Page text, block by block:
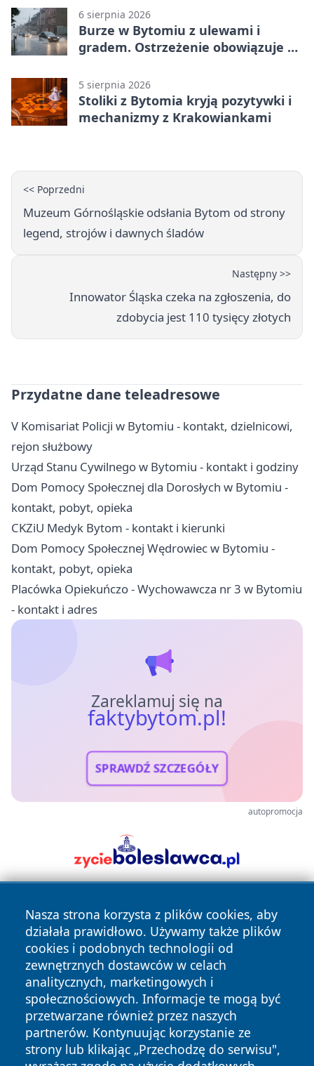
6 sierpnia 2026
Burze w Bytomiu z ulewami i
gradem. Ostrzeżenie obowiązuje do
5 sierpnia 2026
Stoliki z Bytomia kryją pozytywki i
mechanizmy z Krakowiankami
<< Poprzedni
Muzeum Górnośląskie odsłania Bytom od strony
legend, strojów i dawnych śladów
Następny >>
Innowator Śląska czeka na zgłoszenia, do
zdobycia jest 110 tysięcy złotych
Przydatne dane teleadresowe
V Komisariat Policji w Bytomiu - kontakt, dzielnicowi,
rejon służbowy
Urząd Stanu Cywilnego w Bytomiu - kontakt i godziny
Dom Pomocy Społecznej dla Dorosłych w Bytomiu -
kontakt, pobyt, opieka
CKZiU Medyk Bytom - kontakt i kierunki
Dom Pomocy Społecznej Wędrowiec w Bytomiu -
kontakt, pobyt, opieka
Placówka Opiekuńczo - Wychowawcza nr 3 w Bytomiu
- kontakt i adres
Zareklamuj się na
faktybytom.pl!
SPRAWDŹ SZCZEGÓŁY
autopromocja
Nasza strona korzysta z plików cookies, aby
działała prawidłowo. Używamy także plików
cookies i podobnych technologii od
zewnętrznych dostawców w celach
analitycznych, marketingowych i
społecznościowych. Informacje te mogą być
przetwarzane również przez naszych
partnerów. Kontynuując korzystanie ze
strony lub klikając „Przechodzę do serwisu",
Copyright © 2026 faktybytom.pl Wszystkie prawa zastrzeżone.
News Autorzy
Polityka
Prywatności
Polityka
Cookies